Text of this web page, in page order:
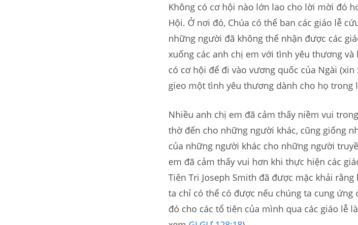
Không có cơ hội nào lớn lao cho lời mời đó
Hội. Ở nơi đó, Chúa có thể ban các giáo lễ
những người đã không thể nhận được các
xuống các anh chị em với tình yêu thương và
có cơ hội để đi vào vương quốc của Ngài (xin
gieo một tình yêu thương dành cho họ trong
Nhiều anh chị em đã cảm thấy niềm vui
thờ đến cho những người khác, cũng giống
của những người khác cho những người
em đã cảm thấy vui hơn khi thực hiện các
Tiên Tri Joseph Smith đã được mặc khải
ta chỉ có thể có được nếu chúng ta cung
đó cho các tổ tiên của mình qua các giáo lễ